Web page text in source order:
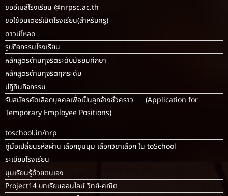
ขออีเมล์โรงเรียน @nrpsc.ac.th
ขอใช้อินเตอร์เน็ตโรงเรียน(สำหรับครู)
ดาวน์โหลด
รูปกิจกรรมโรงเรียน
หลักสูตรต้านทุจริตระดับมัธยมศึกษา
หลักสูตรต้านทุจริตทุกระดับ
ปฏิทินกิจกรรม
รับสมัครคัดเลือกบุคคลเพื่อเป็นลูกจ้างชั่วคราว (Application for
Temporary Employee Positions)
toschool.in/nrp
คู่มือเปลี่ยนรหัสผ่าน เลือกชุมนุม เลือกวิชาเลือก ใน toSchool
ระเบียบโรงเรียน
มุมเรียนรู้ด้วยตนเอง
Project14 บทเรียนออนไลน์ วิทย์-คณิต